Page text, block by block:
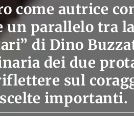
come autrice
un parallelo tra
di Dino
dei due
sul
importanti.